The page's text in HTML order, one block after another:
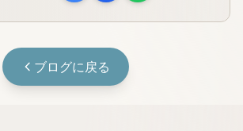
ブログに戻る